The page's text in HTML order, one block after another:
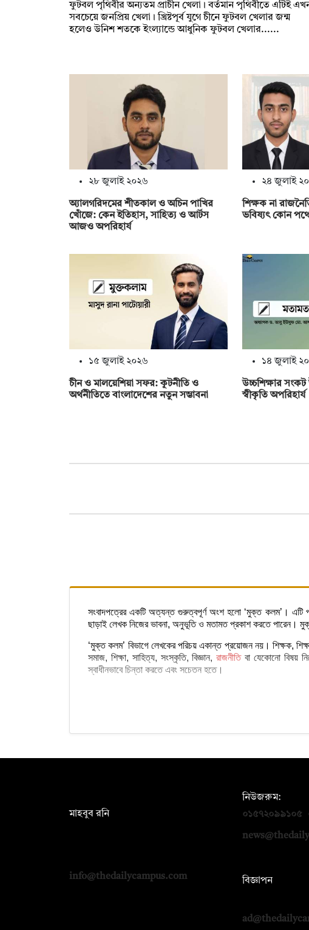
ফুটবল পৃথিবীর অন্যতম প্রাচীন খেলা। বর্তমান পৃথিবীতে এটিই
সবচেয়ে জনপ্রিয় খেলা। খ্রিষ্টপূর্ব যুগে চীনে ফুটবল খেলার জন্ম
হলেও উনিশ শতকে ইংল্যান্ডে আধুনিক ফুটবল খেলার......
২৮ জুলাই ২০২৬
অ্যালগরিদমের শীতকাল ও অচিন পাখির
খোঁজে: কেন ইতিহাস, সাহিত্য ও আর্টস
আজও অপরিহার্য
২৪ জুলাই
শিক্ষক না
ভবিষ্যৎ কোন
১৫ জুলাই ২০২৬
চীন ও মালয়েশিয়া সফর: কূটনীতি ও
অর্থনীতিতে বাংলাদেশের নতুন সম্ভাবনা
১৪ জুলাই
উচ্চশিক্ষার সংকট
স্বীকৃতি অপরিহার্য
সংবাদপত্রের একটি অত্যন্ত গুরুত্বপূর্ণ অংশ হলো ‘মুক্ত কলম’। এটি
ছাড়াই লেখক নিজের ভাবনা, অনুভূতি ও মতামত প্রকাশ করতে পারেন।
‘মুক্ত কলম’ বিভাগে লেখকের পরিচয় একান্ত প্রয়োজন নয়। শিক্ষক,
সমাজ, শিক্ষা, সাহিত্য, সংস্কৃতি, বিজ্ঞান,রাজনীতিবা যেকোনো বিষয়
স্বাধীনভাবে চিন্তা করতে এবং সচেতন হতে।
মাহবুব রনি
info@thedailycampus.com
নিউজরুম:
০১৫৭২০৯৯১০৫
বিজ্ঞাপন